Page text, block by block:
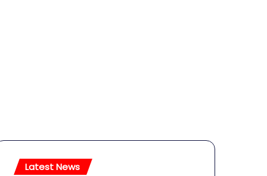
Latest News